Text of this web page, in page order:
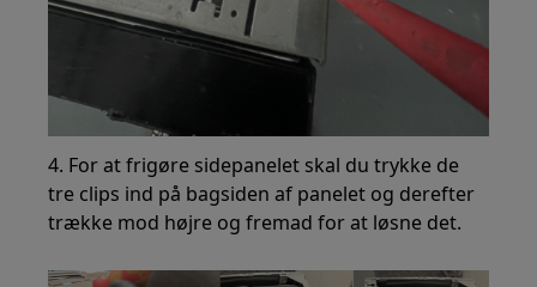
4. For at frigøre sidepanelet skal du trykke de
tre clips ind på bagsiden af panelet og derefter
trække mod højre og fremad for at løsne det.